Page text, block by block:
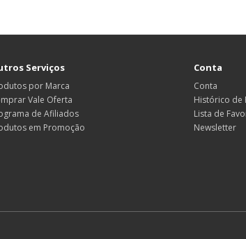
Serviços
por Marca
Vale Oferta
de Afiliados
em Promoção
Conta
Conta
Histórico de
Lista de
Newsletter